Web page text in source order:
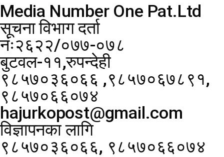
Media Number One Pat.Ltd
सूचना विभाग दर्ता
नंः२६२२/०७७-०७८
बुटवल-११,रुपन्देही
९८५७०३६०६६ ,९८५७०६७८९१,
९८५७०६६०७४
hajurkopost@gmail.com
विज्ञापनका लागि
९८५७०३६०६६, ९८५७०६६०७४